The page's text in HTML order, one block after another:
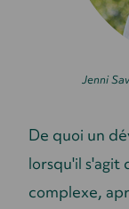
Jenni
De quoi un
lorsqu'il s'agit
complexe,